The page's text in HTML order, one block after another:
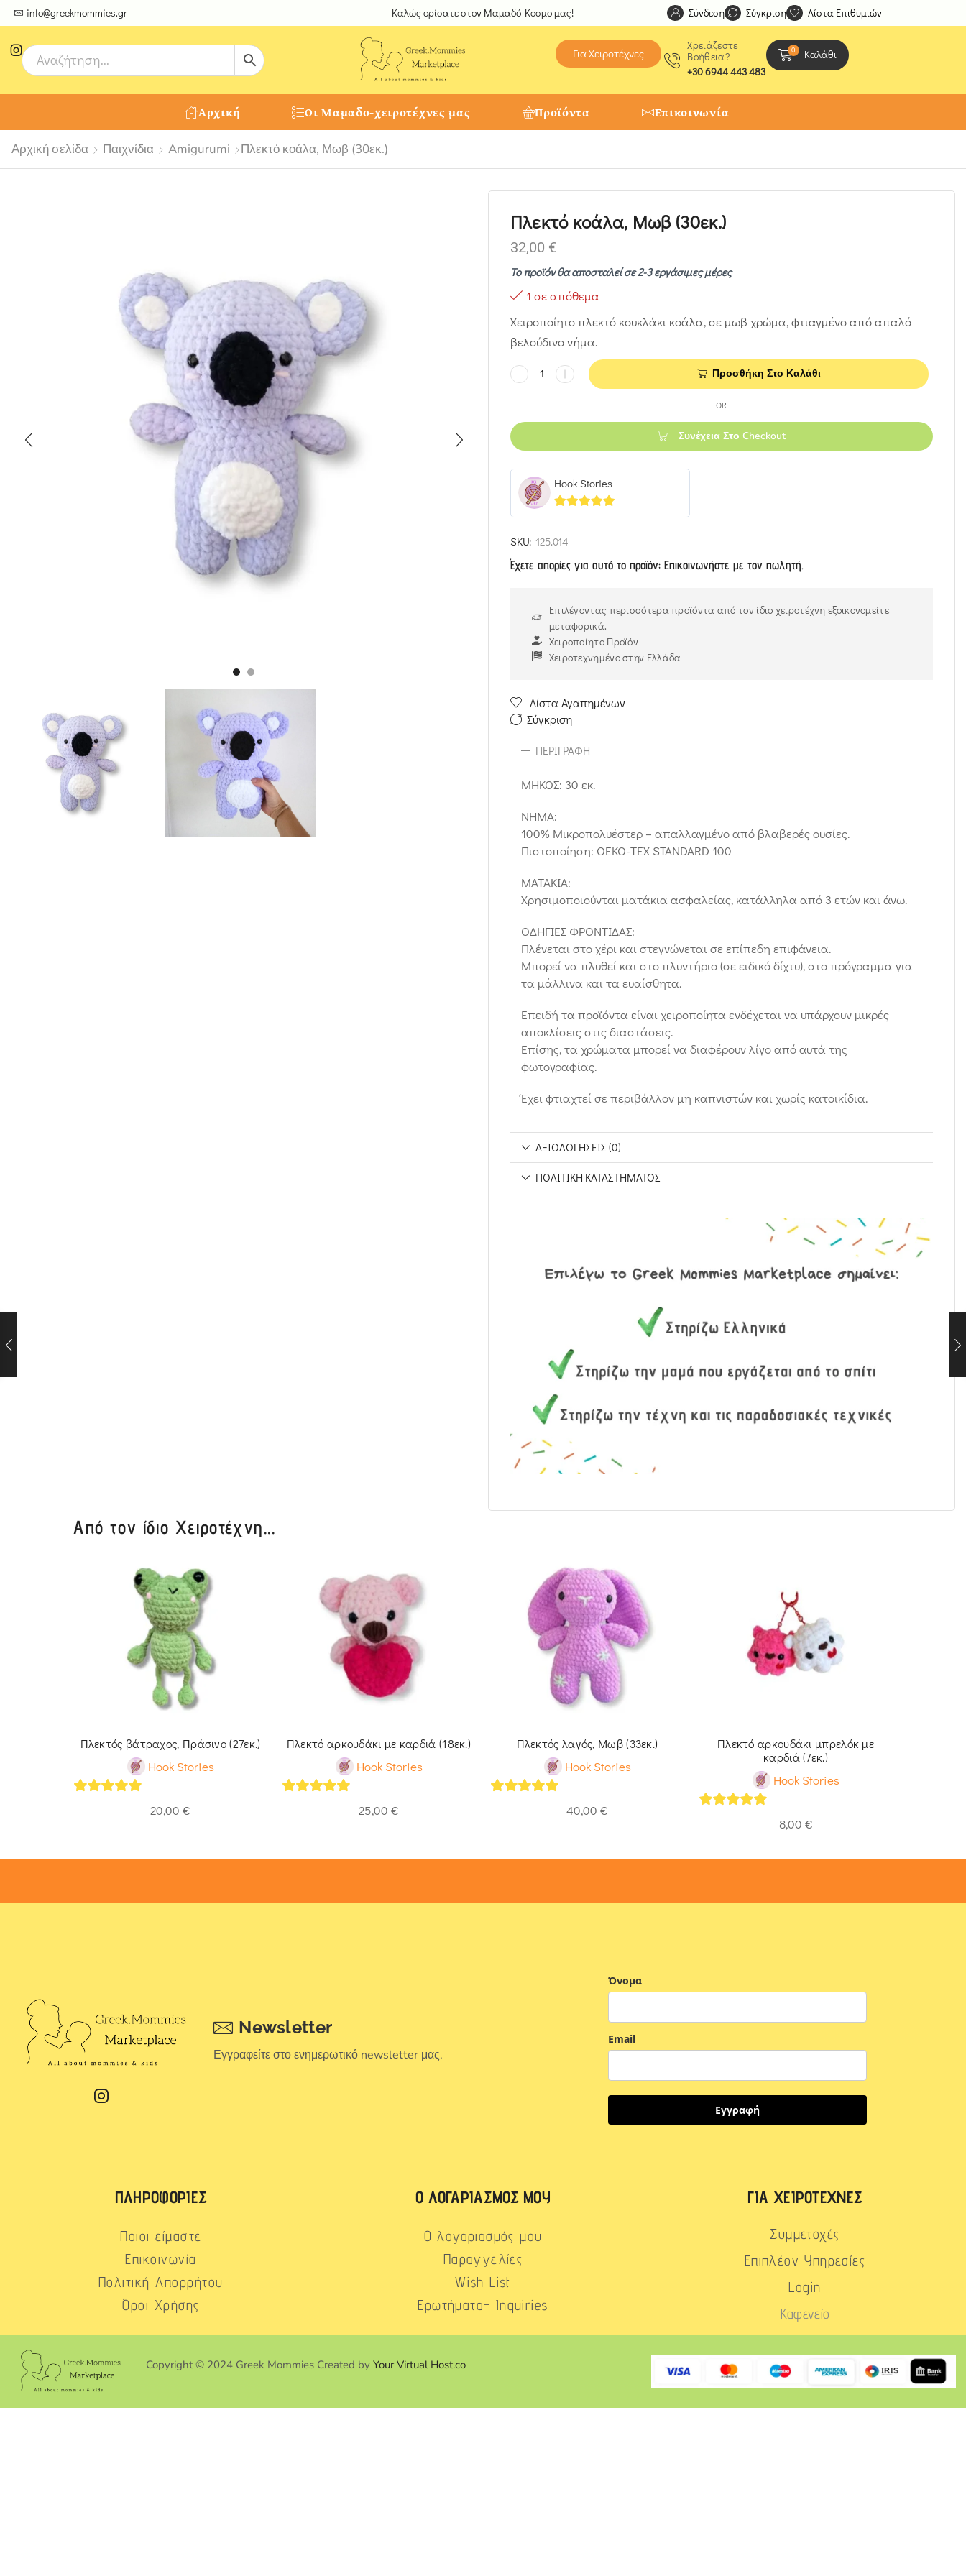
info@greekmommies.gr
μοναδικές δημιουργίες από τους Χειροτέχνες μας! Καλώς ορίσατε στον Μαμαδό-Κοσμο μας! Ανακαλύψτε μοναδικές δημιουργίες από τους
Σύνδεση Σύγκριση Λίστα Επιθυμιών
Για Χειροτέχνες
Χρειάζεστε
Βοήθεια?
+30 6944 443 483
0 Καλάθι
Αρχική Οι Μαμαδο-χειροτέχνες μας Προϊόντα Επικοινωνία
Αρχική σελίδα Παιχνίδια Amigurumi Πλεκτό κοάλα, Μωβ (30εκ.)
Πλεκτό κοάλα, Μωβ (30εκ.)
32,00 €
Το προϊόν θα αποσταλεί σε 2-3 εργάσιμες μέρες
1 σε απόθεμα
Χειροποίητο πλεκτό κουκλάκι κοάλα, σε μωβ χρώμα, φτιαγμένο από απαλό
βελούδινο νήμα.
Προσθήκη Στο Καλάθι
OR
Συνέχεια Στο Checkout
Hook Stories
5out of 5
SKU: 125.014
Έχετε απορίες για αυτό το προϊόν; Επικοινωνήστε με τον πωλητή.
Επιλέγοντας περισσότερα προϊόντα από τον ίδιο χειροτέχνη εξοικονομείτε
μεταφορικά.
Χειροποίητο Προϊόν
Χειροτεχνημένο στην Ελλάδα
Λίστα Αγαπημένων
Σύγκριση
ΠΕΡΙΓΡΑΦΉ
ΜΗΚΟΣ: 30 εκ.
ΝΗΜΑ:
100% Μικροπολυέστερ – απαλλαγμένο από βλαβερές ουσίες.
Πιστοποίηση: OEKO-TEX STANDARD 100
ΜΑΤΑΚΙΑ:
Χρησιμοποιούνται ματάκια ασφαλείας, κατάλληλα από 3 ετών και άνω.
ΟΔΗΓΙΕΣ ΦΡΟΝΤΙΔΑΣ:
Πλένεται στο χέρι και στεγνώνεται σε επίπεδη επιφάνεια.
Μπορεί να πλυθεί και στο πλυντήριο (σε ειδικό δίχτυ), στο πρόγραμμα για
τα μάλλινα και τα ευαίσθητα.
Επειδή τα προϊόντα είναι χειροποίητα ενδέχεται να υπάρχουν μικρές
αποκλίσεις στις διαστάσεις.
Επίσης, τα χρώματα μπορεί να διαφέρουν λίγο από αυτά της
φωτογραφίας.
Έχει φτιαχτεί σε περιβάλλον μη καπνιστών και χωρίς κατοικίδια.
ΑΞΙΟΛΟΓΉΣΕΙΣ (0)
ΠΟΛΙΤΙΚΉ ΚΑΤΑΣΤΉΜΑΤΟΣ
Από τον ίδιο Χειροτέχνη...
Πλεκτός βάτραχος, Πράσινο (27εκ.)
Hook Stories
20,00 €
Πλεκτό αρκουδάκι με καρδιά (18εκ.)
Hook Stories
25,00 €
Πλεκτός λαγός, Μωβ (33εκ.)
Hook Stories
40,00 €
Πλεκτό αρκουδάκι μπρελόκ με
καρδιά (7εκ.)
Hook Stories
8,00 €
Newsletter
Εγγραφείτε στο ενημερωτικό newsletter μας.
Όνομα
Email
Εγγραφή
ΠΛΗΡΟΦΟΡΊΕΣ
Ποιοι είμαστε
Επικοινωνία
Πολιτική Απορρήτου
Όροι Χρήσης
Ο ΛΟΓΑΡΙΑΣΜΌΣ ΜΟΥ
Ο λογαριασμός μου
Παραγγελίες
Wish List
Ερωτήματα- Inquiries
ΓΙΑ ΧΕΙΡΟΤΈΧΝΕΣ
Συμμετοχές
Επιπλέον Υπηρεσίες
Login
Καφενείο
Copyright © 2024 Greek Mommies Created byYour Virtual Host.co